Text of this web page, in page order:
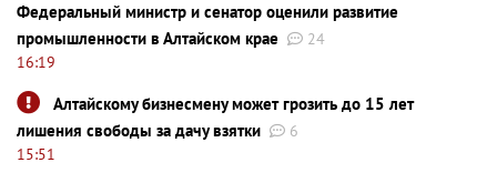
Федеральный министр и сенатор оценили развитие
промышленности в Алтайском крае
24
16:19
Алтайскому бизнесмену может грозить до 15 лет
лишения свободы за дачу взятки
6
15:51